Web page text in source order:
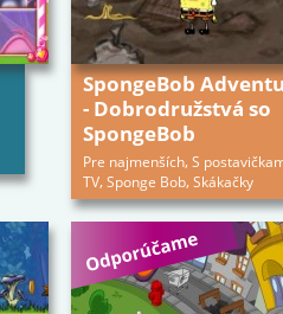
SpongeBob
- Dobrodružstvá so
SpongeBob
Pre najmenších,S
TV,Sponge Bob,Skákačky